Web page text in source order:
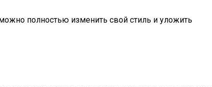
полностью изменить свой стиль и уложить